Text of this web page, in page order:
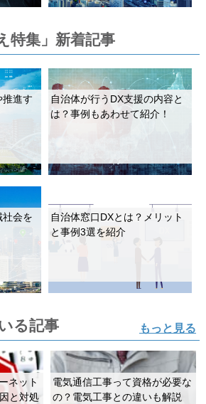
特集」新着記事
推進す
自治体が行うDX支援の内容と
は？事例もあわせて紹介！
社会を
自治体窓口DXとは？メリット
と事例3選を紹介
る記事 もっと見る
ネット
と対処
電気通信工事って資格が必要な
の？電気工事との違いも解説